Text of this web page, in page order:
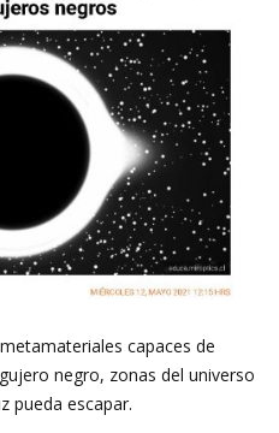
en
capaces de
negro, zonas del universo
pueda escapar.